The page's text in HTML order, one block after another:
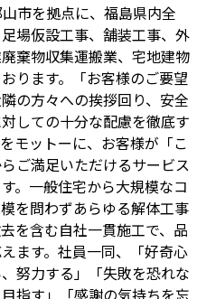
市を拠点に、福島県内全
場仮設工事、舗装工事、外
棄物収集運搬業、宅地建物
ります。「お客様のご要望
の方々への挨拶回り、安全
しての十分な配慮を徹底す
モットーに、お客様が「こ
ご満足いただけるサービス
。一般住宅から大規模なコ
を問わずあらゆる解体工事
を含む自社一貫施工で、品
ます。社員一同、「好奇心
努力する」「失敗を恐れな
指す」「感謝の気持ちを忘